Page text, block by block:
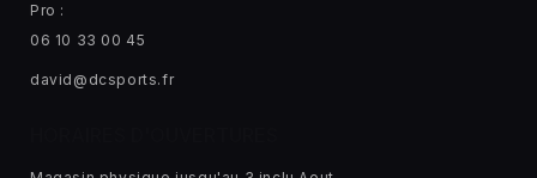
Pro :
06 10 33 00 45
david@dcsports.fr